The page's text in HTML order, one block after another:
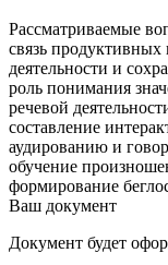
Рассматриваемые
связь
деятельности и
роль понимания
речевой
составление
аудированию и
обучение
формирование
Ваш документ
Документ будет